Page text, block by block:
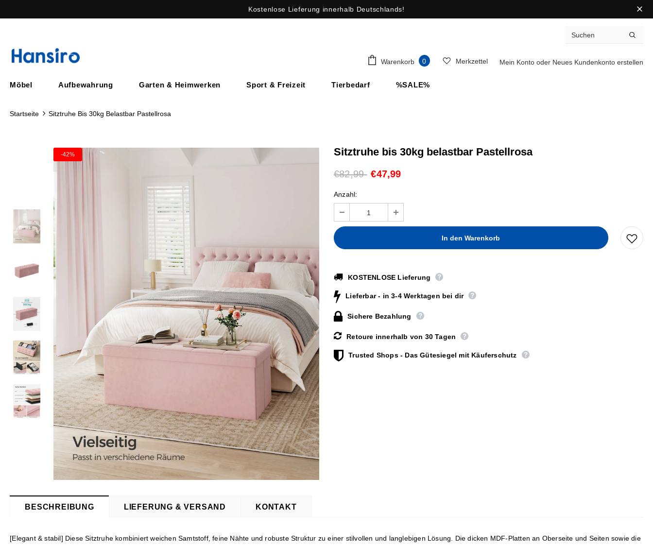
Kostenlose Lieferung innerhalb Deutschlands!
Warenkorb 0 Merkzettel Mein Konto oder Neues Kundenkonto erstellen
Möbel Aufbewahrung Garten & Heimwerken Sport & Freizeit Tierbedarf %SALE%
Startseite Sitztruhe Bis 30kg Belastbar Pastellrosa
-42% Sitztruhe bis 30kg belastbar Pastellrosa
€82,99 €47,99
Anzahl:
KOSTENLOSE Lieferung
Lieferbar - in 3-4 Werktagen bei dir
Sichere Bezahlung
Retoure innerhalb von 30 Tagen
Trusted Shops - Das Gütesiegel mit Käuferschutz
BESCHREIBUNG LIEFERUNG & VERSAND KONTAKT
[Elegant & stabil] Diese Sitztruhe kombiniert weichen Samtstoff, feine Nähte und robuste Struktur zu einer stilvollen und langlebigen Lösung. Die dicken MDF-Platten an Oberseite und Seiten sowie die